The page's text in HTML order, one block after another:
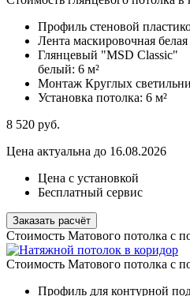
Профиль стеновой
Лента маскировочная
Глянцевый "MSD Classic"
белый: 6 м²
Монтаж Круглых
Установка потолка: 6 м²
8 520 руб.
Цена актуальна до 16.08.2026
Цена с установкой
Бесплатный сервис
Заказать расчёт
Стоимость Матового потолка с
Стоимость Матового потолка с
Профиль для контурной